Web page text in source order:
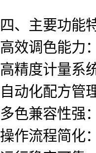
四、主要功能
高效调色能力
高精度计量系
自动化配方管
多色兼容性强
操作流程简化